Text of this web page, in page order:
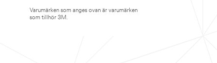
Varumärken som anges ovan är varumärken
som tillhör 3M.